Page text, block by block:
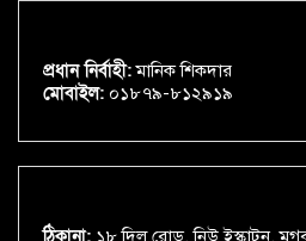
প্রধান নির্বাহী:মানিক শিকদার
মোবাইল: ০১৮৭৯-৮১২৯১৯
ঠিকানা: ১৮ দিলু রোড, নিউ ইস্কাটন,